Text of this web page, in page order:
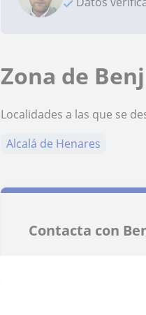
Zona de
Localidades a las que se
Alcalá de Henares
Contacta con